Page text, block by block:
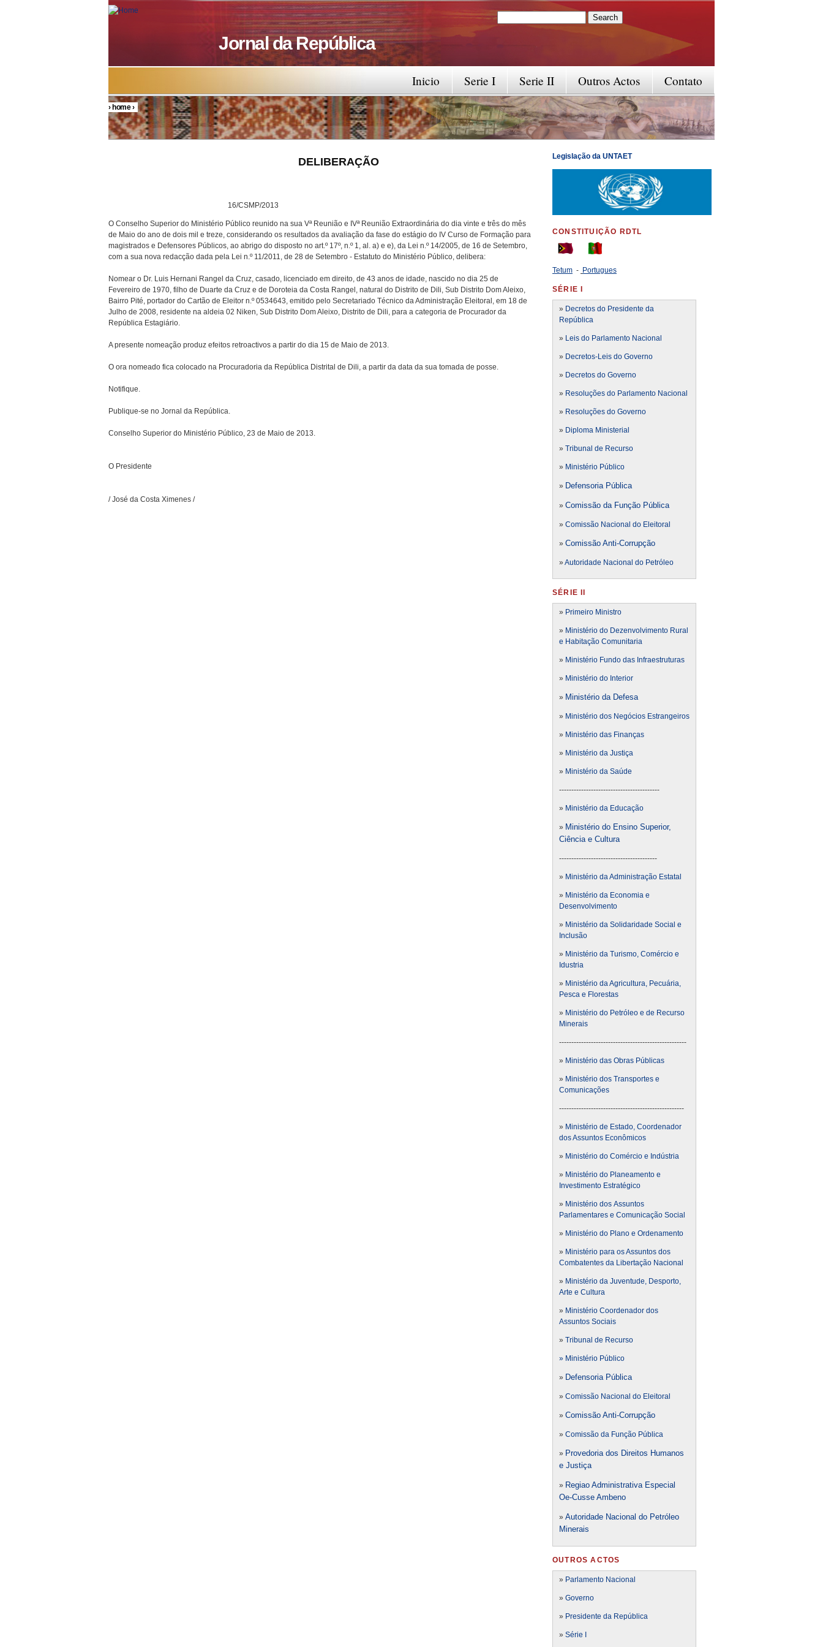
Jornal da República
Search form
Contato
Outros Actos
Serie II
Serie I
Inicio
You are here
›home›
DELIBERAÇÃO
16/CSMP/2013
O Conselho Superior do Ministério Público reunido na sua Vª Reunião e IVª Reunião Extraordinária do dia vinte e três do mês
de Maio do ano de dois mil e treze, considerando os resultados da avaliação da fase do estágio do IV Curso de Formação para
magistrados e Defensores Públicos, ao abrigo do disposto no art.º 17º, n.º 1, al. a) e e), da Lei n.º 14/2005, de 16 de Setembro,
com a sua nova redacção dada pela Lei n.º 11/2011, de 28 de Setembro - Estatuto do Ministério Público, delibera: 
Nomear o Dr. Luis Hernani Rangel da Cruz, casado, licenciado em direito, de 43 anos de idade, nascido no dia 25 de
Fevereiro de 1970, filho de Duarte da Cruz e de Doroteia da Costa Rangel, natural do Distrito de Dili, Sub Distrito Dom Aleixo,
Bairro Pité, portador do Cartão de Eleitor n.º 0534643, emitido pelo Secretariado Técnico da Administração Eleitoral, em 18 de
Julho de 2008, residente na aldeia 02 Niken, Sub Distrito Dom Aleixo, Distrito de Dili, para a categoria de Procurador da
República Estagiário. 
A presente nomeação produz efeitos retroactivos a partir do dia 15 de Maio de 2013. 
O ora nomeado fica colocado na Procuradoria da República Distrital de Dili, a partir da data da sua tomada de posse. 
Notifique. 
Publique-se no Jornal da República. 
Conselho Superior do Ministério Público, 23 de Maio de 2013.
O Presidente
/ José da Costa Ximenes /
Legislação da UNTAET
CONSTITUIÇÃO RDTL
Tetum - Portugues
SÉRIE I
» Decretos do Presidente da
República
» Leis do Parlamento Nacional
» Decretos-Leis do Governo
» Decretos do Governo
» Resoluções do Parlamento Nacional
» Resoluções do Governo
» Diploma Ministerial
» Tribunal de Recurso
» Ministério Público
» Defensoria Pública
» Comissão da Função Pública
» Comissão Nacional do Eleitoral
» Comissão Anti-Corrupção
» Autoridade Nacional do Petróleo
SÉRIE II
» Primeiro Ministro
» Ministério do Dezenvolvimento Rural
e Habitação Comunitaria
» Ministério Fundo das Infraestruturas
» Ministério do Interior
» Ministério da Defesa
» Ministério dos Negócios Estrangeiros
» Ministério das Finanças
» Ministério da Justiça
» Ministério da Saúde
-----------------------------------------
» Ministério da Educação
» Ministério do Ensino Superior,
Ciência e Cultura
----------------------------------------
» Ministério da Administração Estatal
» Ministério da Economia e
Desenvolvimento
» Ministério da Solidaridade Social e
Inclusão
» Ministério da Turismo, Comércio e
Idustria
» Ministério da Agricultura, Pecuária,
Pesca e Florestas
» Ministério do Petróleo e de Recurso
Minerais
----------------------------------------------------
» Ministério das Obras Públicas
» Ministério dos Transportes e
Comunicações
---------------------------------------------------
» Ministério de Estado, Coordenador
dos Assuntos Econômicos
» Ministério do Comércio e Indústria
» Ministério do Planeamento e
Investimento Estratégico
» Ministério dos Assuntos
Parlamentares e Comunicação Social
» Ministério do Plano e Ordenamento
» Ministério para os Assuntos dos
Combatentes da Libertação Nacional
» Ministério da Juventude, Desporto,
Arte e Cultura
» Ministério Coordenador dos
Assuntos Sociais
» Tribunal de Recurso
» Ministério Público
» Defensoria Pública
» Comissão Nacional do Eleitoral
» Comissão Anti-Corrupção
» Comissão da Função Pública
» Provedoria dos Direitos Humanos
e Justiça
» Regiao Administrativa Especial
Oe-Cusse Ambeno
» Autoridade Nacional do Petróleo
Minerais
OUTROS ACTOS
» Parlamento Nacional
» Governo
» Presidente da República
» Série I